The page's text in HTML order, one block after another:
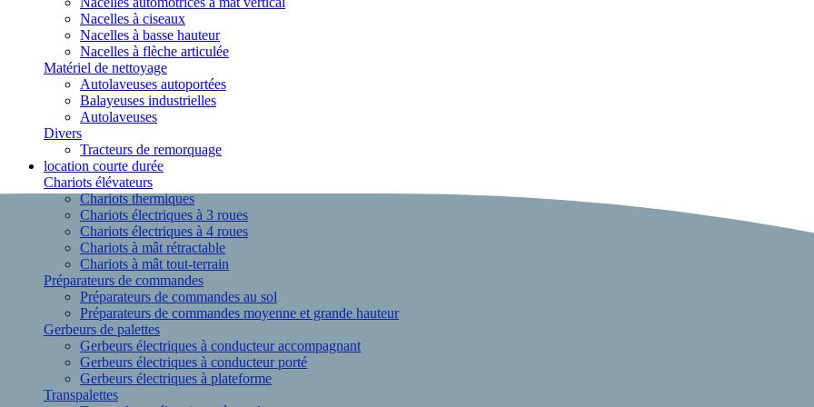
Nacelles à ciseaux
Nacelles à basse hauteur
Nacelles à flèche articulée
Matériel de nettoyage
Autolaveuses autoportées
Balayeuses industrielles
Autolaveuses
Divers
Tracteurs de remorquage
location courte durée
Chariots élévateurs
Chariots thermiques
Chariots électriques à 3 roues
Chariots électriques à 4 roues
Chariots à mât rétractable
Chariots à mât tout-terrain
Préparateurs de commandes
Préparateurs de commandes au sol
Préparateurs de commandes moyenne et grande hauteur
Gerbeurs de palettes
Gerbeurs électriques à conducteur accompagnant
Gerbeurs électriques à conducteur porté
Gerbeurs électriques à plateforme
Transpalettes